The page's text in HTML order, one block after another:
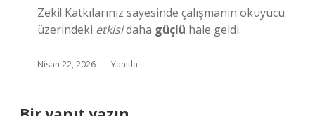
Zeki! Katkılarınız sayesinde çalışmanın okuyucu
üzerindeki etkisidaha güçlü hale geldi.
Nisan 22, 2026 Yanıtla